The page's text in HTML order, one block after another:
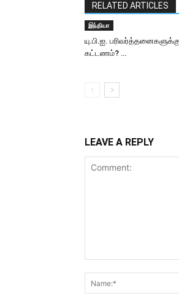
RELATED ARTICLES
இந்தியா
யு.பி.ஐ.
கட்டணம்? …
LEAVE A REPLY